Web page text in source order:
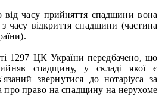
від часу прийняття спадщини вона
часу відкриття спадщини (частина
1297 ЦК України передбачено, що
спадщину, у складі якої є
звернутися до нотаріуса за
про право на спадщину на нерухоме